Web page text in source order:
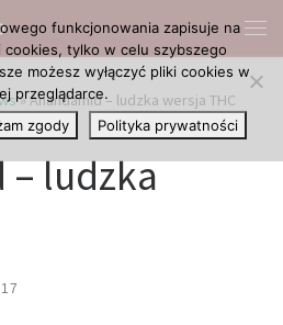
»Anandamid – ludzka wersja THC
– ludzka
funkcjonowania zapisuje na
tylko w celu szybszego
możesz wyłączyć pliki cookies w
przeglądarce.
zgody Polityka prywatności